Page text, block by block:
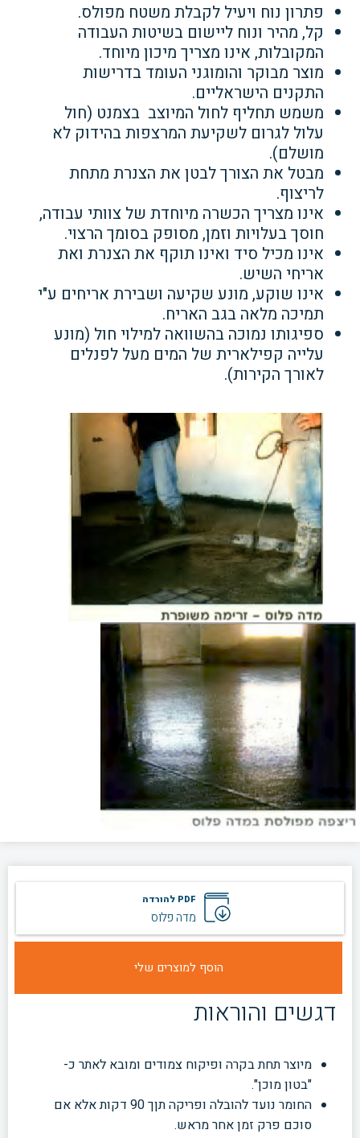
פתרון נוח ויעיל לקבלת משטח מפולס.
קל, מהיר ונוח ליישום בשיטות העבודה
המקובלות, אינו מצריך מיכון מיוחד.
מוצר מבוקר והומוגני העומד בדרישות
התקנים הישראליים.
משמש תחליף לחול המיוצב בצמנט (חול
עלול לגרום לשקיעת המרצפות בהידוק לא
מושלם).
מבטל את הצורך לבטן את הצנרת מתחת
לריצוף.
אינו מצריך הכשרה מיוחדת של צוותי עבודה,
חוסך בעלויות וזמן, מסופק בסומך הרצוי.
אינו מכיל סיד ואינו תוקף את הצנרת ואת
אריחי השיש.
אינו שוקע, מונע שקיעה ושבירת אריחים ע"י
תמיכה מלאה בגב האריח.
ספיגותו נמוכה בהשוואה למילוי חול (מונע
עלייה קפילארית של המים מעל לפנלים
לאורך הקירות).
PDF להורדה
מדה פלוס
דגשים והוראות
מיוצר תחת בקרה ופיקוח צמודים ומובא לאתר כ-
"בטון מוכן".
החומר נועד להובלה ופריקה תןך 90 דקות אלא אם
סוכם פרק זמן אחר מראש.